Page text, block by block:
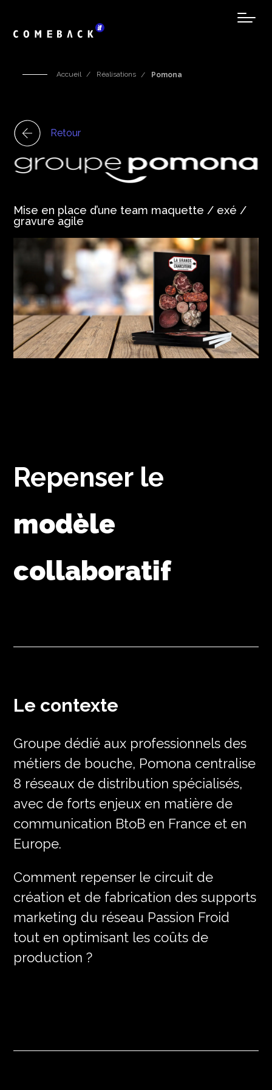
Accueil Réalisations Pomona
Retour
Mise en place d’une team maquette / exé /
gravure agile
Repenser le
modèle
collaboratif
Le contexte
Groupe dédié aux professionnels des
métiers de bouche, Pomona centralise
8 réseaux de distribution spécialisés,
avec de forts enjeux en matière de
communication BtoB en France et en
Europe.
Comment repenser le circuit de
création et de fabrication des supports
marketing du réseau Passion Froid
tout en optimisant les coûts de
production ?